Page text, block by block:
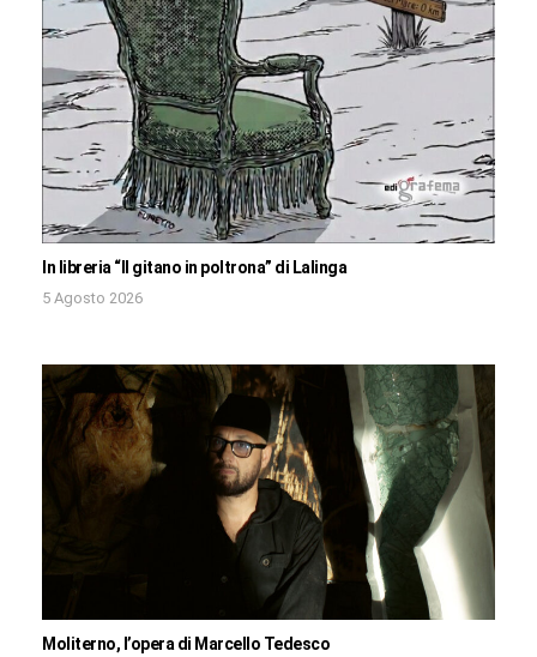
In libreria “Il gitano in poltrona” di Lalinga
5 Agosto 2026
Moliterno, l’opera di Marcello Tedesco